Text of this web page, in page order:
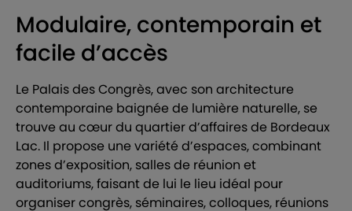
Modulaire, contemporain et
facile d’accès
Le Palais des Congrès, avec son architecture
contemporaine baignée de lumière naturelle, se
trouve au cœur du quartier d’affaires de Bordeaux
Lac. Il propose une variété d’espaces, combinant
zones d’exposition, salles de réunion et
auditoriums, faisant de lui le lieu idéal pour
organiser congrès, séminaires, colloques, réunions